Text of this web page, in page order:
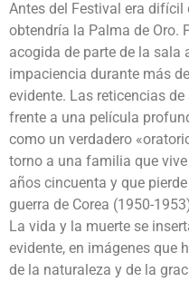
Antes del Festival era difícil
obtendría la Palma de Oro.
acogida de parte de la sala
impaciencia durante más
evidente. Las reticencias
frente a una película
como un verdadero
torno a una familia que
años cincuenta y que
guerra de Corea (1950-
La vida y la muerte se
evidente, en imágenes que
de la naturaleza y de la